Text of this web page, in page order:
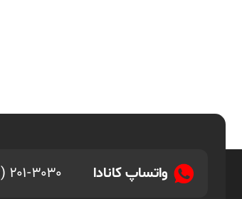
واتساپ کانادا +۱(۲۵۰)